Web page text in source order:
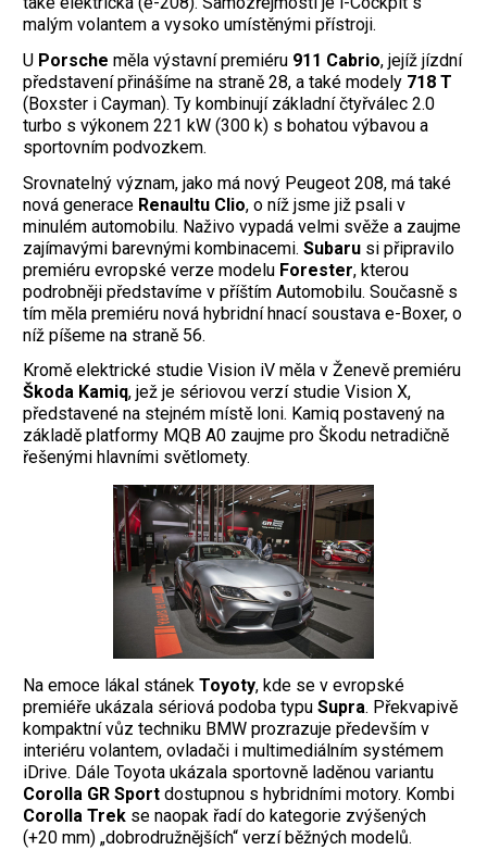
malým volantem a vysoko umístěnými přístroji.
U Porsche měla výstavní premiéru 911 Cabrio, jejíž jízdní
představení přinášíme na straně 28, a také modely 718 T
(Boxster i Cayman). Ty kombinují základní čtyřválec 2.0
turbo s výkonem 221 kW (300 k) s bohatou výbavou a
sportovním podvozkem.
Srovnatelný význam, jako má nový Peugeot 208, má také
nová generace Renaultu Clio, o níž jsme již psali v
minulém automobilu. Naživo vypadá velmi svěže a zaujme
zajímavými barevnými kombinacemi. Subaru si připravilo
premiéru evropské verze modelu Forester, kterou
podrobněji představíme v příštím Automobilu. Současně s
tím měla premiéru nová hybridní hnací soustava e-Boxer, o
níž píšeme na straně 56.
Kromě elektrické studie Vision iV měla v Ženevě premiéru
Škoda Kamiq, jež je sériovou verzí studie Vision X,
představené na stejném místě loni. Kamiq postavený na
základě platformy MQB A0 zaujme pro Škodu netradičně
řešenými hlavními světlomety.
Na emoce lákal stánek Toyoty, kde se v evropské
premiéře ukázala sériová podoba typu Supra. Překvapivě
kompaktní vůz techniku BMW prozrazuje především v
interiéru volantem, ovladači i multimediálním systémem
iDrive. Dále Toyota ukázala sportovně laděnou variantu
Corolla GR Sport dostupnou s hybridními motory. Kombi
Corolla Trek se naopak řadí do kategorie zvýšených
(+20 mm) „dobrodružnějších“ verzí běžných modelů.